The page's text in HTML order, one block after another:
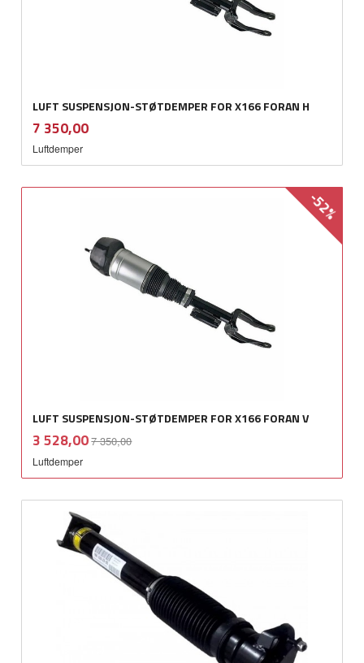
LUFT SUSPENSJON-STØTDEMPER FOR X166 FORAN H
Pris
7 350,00mva.
Luftdemper
LUFT SUSPENSJON-STØTDEMPER FOR X166 FORAN V
Tilbud
3 528,007 350,00
-52%
mva.
Luftdemper